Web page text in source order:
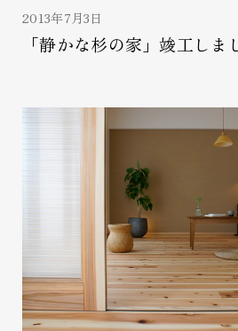
2013年7月3日
「静かな杉の家」竣工しま